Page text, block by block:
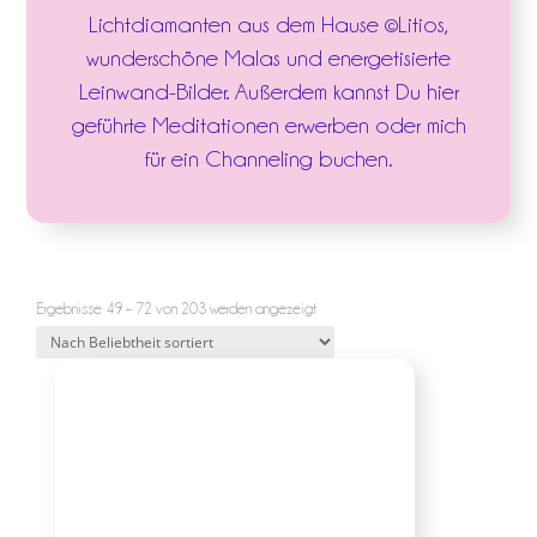
Lichtdiamanten aus dem Hause ©Litios,
wunderschöne Malas und energetisierte
Leinwand-Bilder. Außerdem kannst Du hier
geführte Meditationen erwerben oder mich
für ein Channeling buchen.
Ergebnisse 49 – 72 von 203 werden angezeigtNach
Beliebtheit